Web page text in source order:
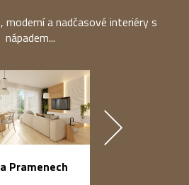
moderní a nadčasové interiéry s
nápadem...
Pramenech